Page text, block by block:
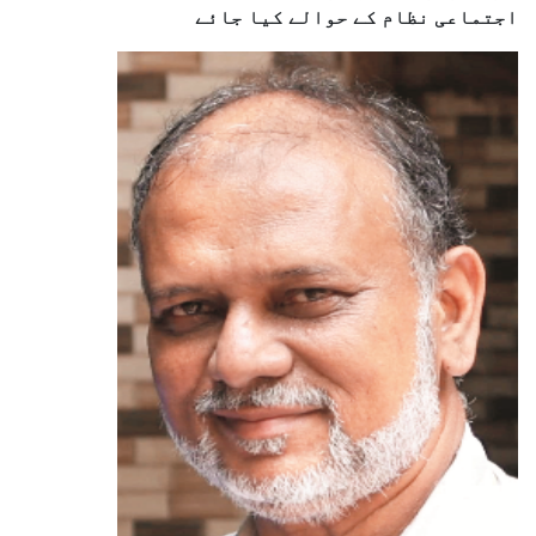
اجتماعی نظام کے حوالے کیا جائے